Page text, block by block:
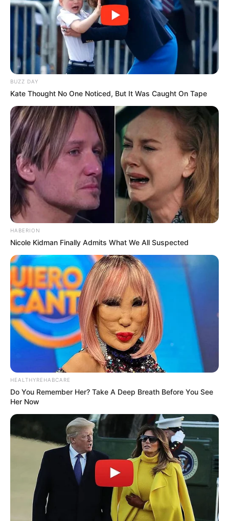
(foto: instagram/omahi_)
4. Jika ingin nggak kalah kece, foto ini juga bisa jadi
inspirasinya
BUZZ DAY
Kate Thought No One Noticed, But It Was Caught On Tape
HABERION
Nicole Kidman Finally Admits What We All Suspected
HEALTHYREHABCARE
Do You Remember Her? Take A Deep Breath Before You See
Her Now